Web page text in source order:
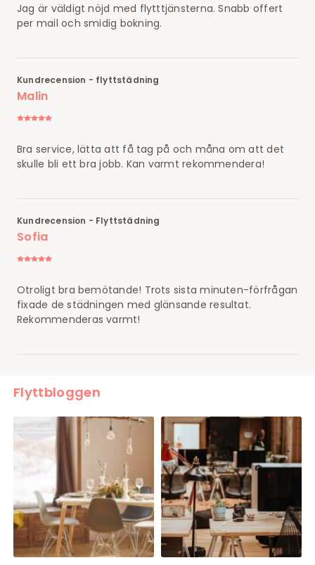
Jag är väldigt nöjd med flytttjänsterna. Snabb offert
per mail och smidig bokning.
Kundrecension - flyttstädning
Malin
Bra service, lätta att få tag på och måna om att det
skulle bli ett bra jobb. Kan varmt rekommendera!
Kundrecension - Flyttstädning
Sofia
Otroligt bra bemötande! Trots sista minuten-förfrågan
fixade de städningen med glänsande resultat.
Rekommenderas varmt!
Flyttbloggen